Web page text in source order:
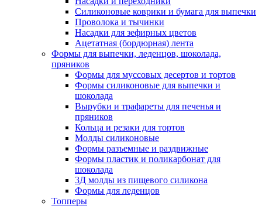
Силиконовые коврики и бумага для выпечки
Проволока и тычинки
Насадки для зефирных цветов
Ацетатная (бордюрная) лента
Формы для выпечки, леденцов, шоколада,
пряников
Формы для муссовых десертов и тортов
Формы силиконовые для выпечки и
шоколада
Вырубки и трафареты для печенья и
пряников
Кольца и резаки для тортов
Молды силиконовые
Формы разъемные и раздвижные
Формы пластик и поликарбонат для
шоколада
3Д молды из пищевого силикона
Формы для леденцов
Топперы